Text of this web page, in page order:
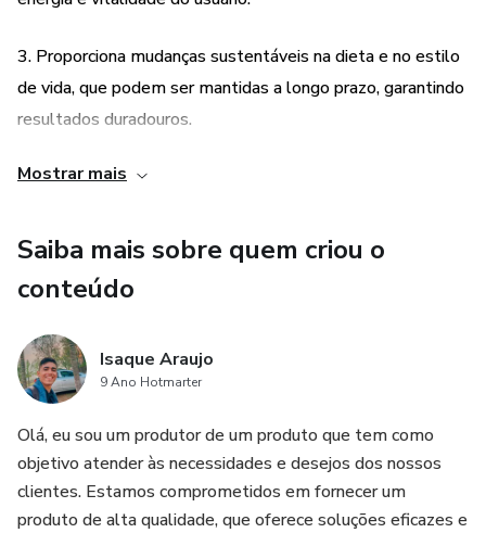
3. Proporciona mudanças sustentáveis na dieta e no estilo
de vida, que podem ser mantidas a longo prazo, garantindo
resultados duradouros.
4. É uma opção acessível e prática para quem busca
dietas caras ou consultas com profissionais de saúde.
Mostrar mais
Saiba mais sobre quem criou o
conteúdo
Isaque Araujo
9 Ano Hotmarter
Olá, eu sou um produtor de um produto que tem como
objetivo atender às necessidades e desejos dos nossos
clientes. Estamos comprometidos em fornecer um
produto de alta qualidade, que oferece soluções eficazes e